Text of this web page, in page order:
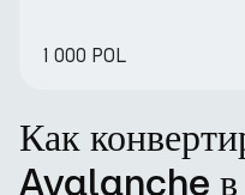
1 000 POL
Как
Avalanche